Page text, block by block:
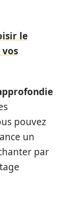
le
pouvez
un
par